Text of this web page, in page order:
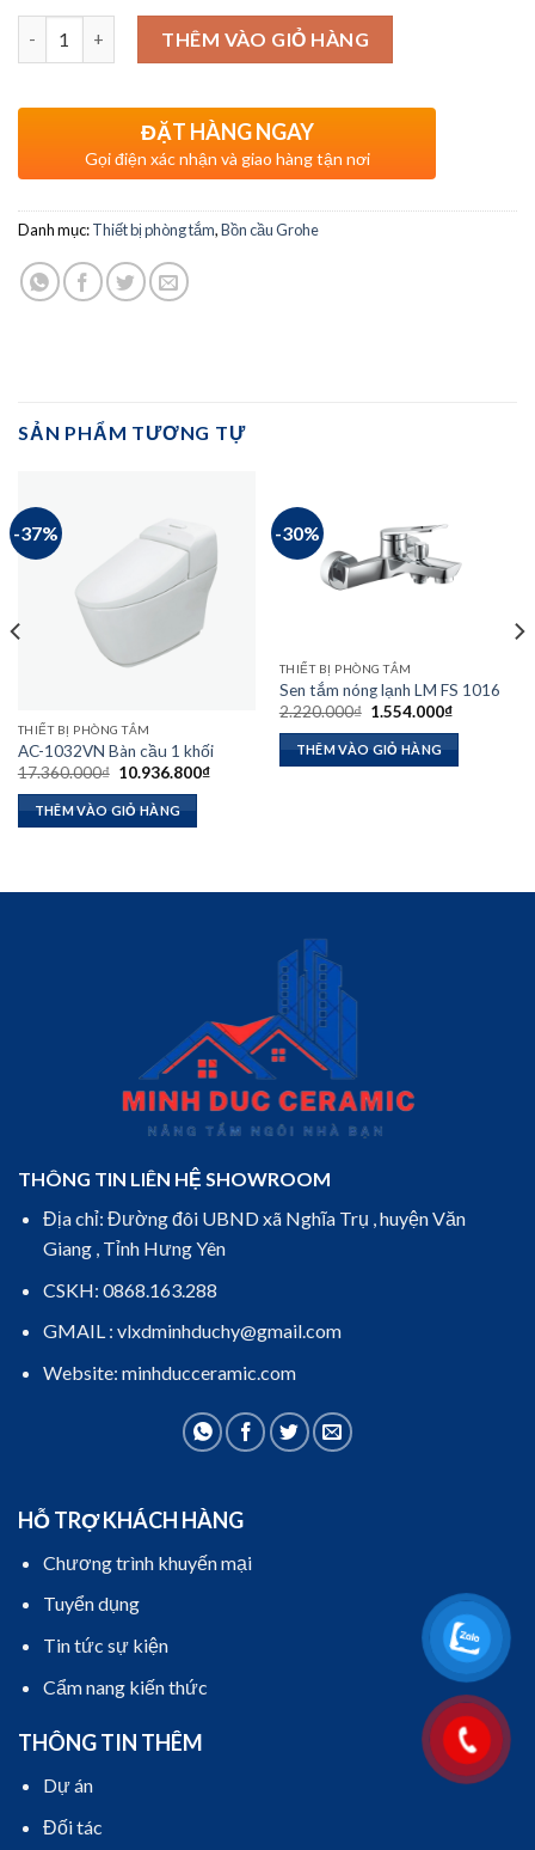
THÊM VÀO GIỎ HÀNG
ĐẶT HÀNG NGAY
Gọi điện xác nhận và giao hàng tận nơi
Danh mục:Thiết bị phòng tắm,Bồn cầu Grohe
SẢN PHẨM TƯƠNG TỰ
-37%
THIẾT BỊ PHÒNG TẮM
AC-1032VN Bàn cầu 1 khối
17.360.000₫ Giá
là:
17.360.000₫.
10.936.800₫Giá
THÊM VÀO GIỎ HÀNG
-30%
THIẾT BỊ PHÒNG TẮM
Sen tắm nóng lạnh LM FS 1016
2.220.000₫ Giá
là:
2.220.000₫.
1.554.000₫Giá
THÊM VÀO GIỎ HÀNG
THÔNG TIN LIÊN HỆ SHOWROOM
Địa chỉ: Đường đôi UBND xã Nghĩa Trụ , huyện Văn
Giang , Tỉnh Hưng Yên
CSKH: 0868.163.288
GMAIL : vlxdminhduchy@gmail.com
Website: minhducceramic.com
HỖ TRỢ KHÁCH HÀNG
Chương trình khuyến mại
Tuyển dụng
Tin tức sự kiện
Cẩm nang kiến thức
THÔNG TIN THÊM
Dự án
Đối tác